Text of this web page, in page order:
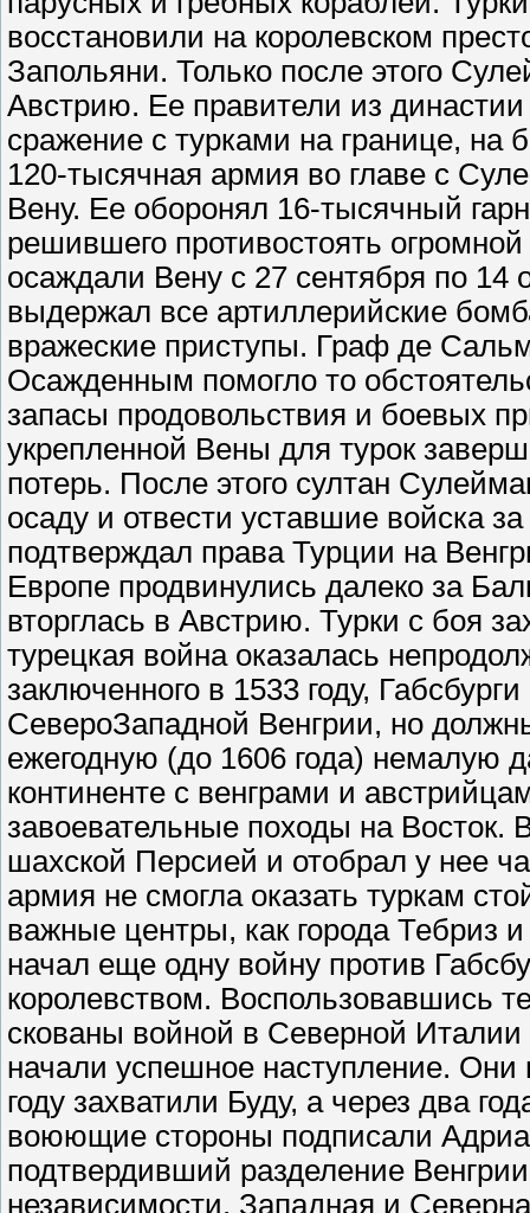
восстановили на королевском
Запольяни. Только после этого
Австрию. Ее правители из
сражение с турками на границе, на
120-тысячная армия во главе с
Вену. Ее оборонял 16-тысячный
решившего противостоять
осаждали Вену с 27 сентября по 14
выдержал все артиллерийские
вражеские приступы. Граф де
Осажденным помогло то
запасы продовольствия и боевых
укрепленной Вены для турок
потерь. После этого султан
осаду и отвести уставшие войска
подтверждал права Турции на
Европе продвинулись далеко за
вторглась в Австрию. Турки с боя
турецкая война оказалась
заключенного в 1533 году,
СевероЗападной Венгрии, но
ежегодную (до 1606 года) немалую
континенте с венграми и
завоевательные походы на Восток.
шахской Персией и отобрал у нее
армия не смогла оказать туркам
важные центры, как города Тебриз
начал еще одну войну против
королевством. Воспользовавшись
скованы войной в Северной
начали успешное наступление.
году захватили Буду, а через два
воюющие стороны подписали
подтвердивший разделение
независимости. Западная и